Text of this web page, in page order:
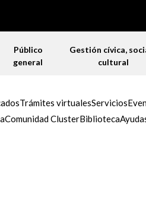
Público
general
Gestión cívica,
cultural
Trámites virtualesServicios
Comunidad ClusterBiblioteca